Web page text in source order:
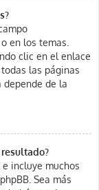
en los temas.
clic en el enlace
las páginas
depende de la
incluye muchos
Sea más